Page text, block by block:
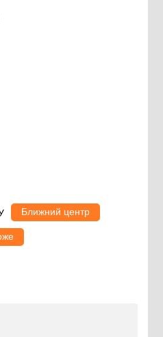
Ближний центр